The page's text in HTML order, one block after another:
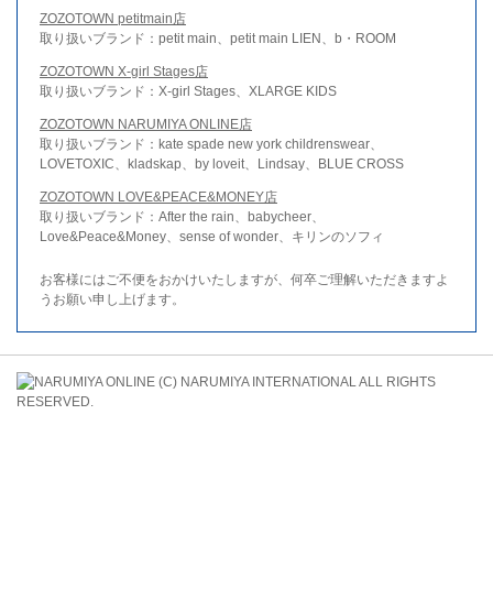
ZOZOTOWN petitmain店
取り扱いブランド：petit main、petit main LIEN、b・ROOM
ZOZOTOWN X-girl Stages店
取り扱いブランド：X-girl Stages、XLARGE KIDS
ZOZOTOWN NARUMIYA ONLINE店
取り扱いブランド：kate spade new york childrenswear、
LOVETOXIC、kladskap、by loveit、Lindsay、BLUE CROSS
ZOZOTOWN LOVE&PEACE&MONEY店
取り扱いブランド：After the rain、babycheer、
Love&Peace&Money、sense of wonder、キリンのソフィ
お客様にはご不便をおかけいたしますが、何卒ご理解いただきますよ
うお願い申し上げます。